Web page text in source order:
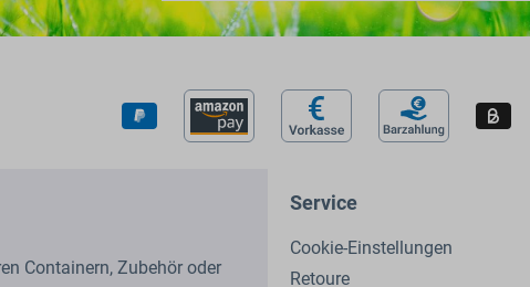
Containern, Zubehör oder
Service
Cookie-Einstellungen
Retoure